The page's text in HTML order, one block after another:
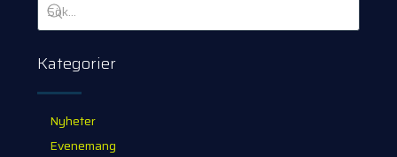
Kategorier
Nyheter
Evenemang